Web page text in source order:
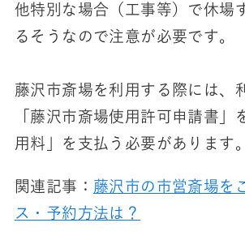
他特別な場合（工事等）で休場
るそうなので注意が必要です。
藤沢市斎場を利用する際には、
「藤沢市斎場使用許可申請書」
用料」を支払う必要があります。
関連記事： 藤沢市の市営斎場を
ス・予約方法は？